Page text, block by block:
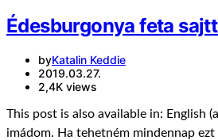
Édesburgonya feta
byKatalin Keddie
2019.03.27.
2,4K views
This post is also available in: English
imádom. Ha tehetném mindennap ezt